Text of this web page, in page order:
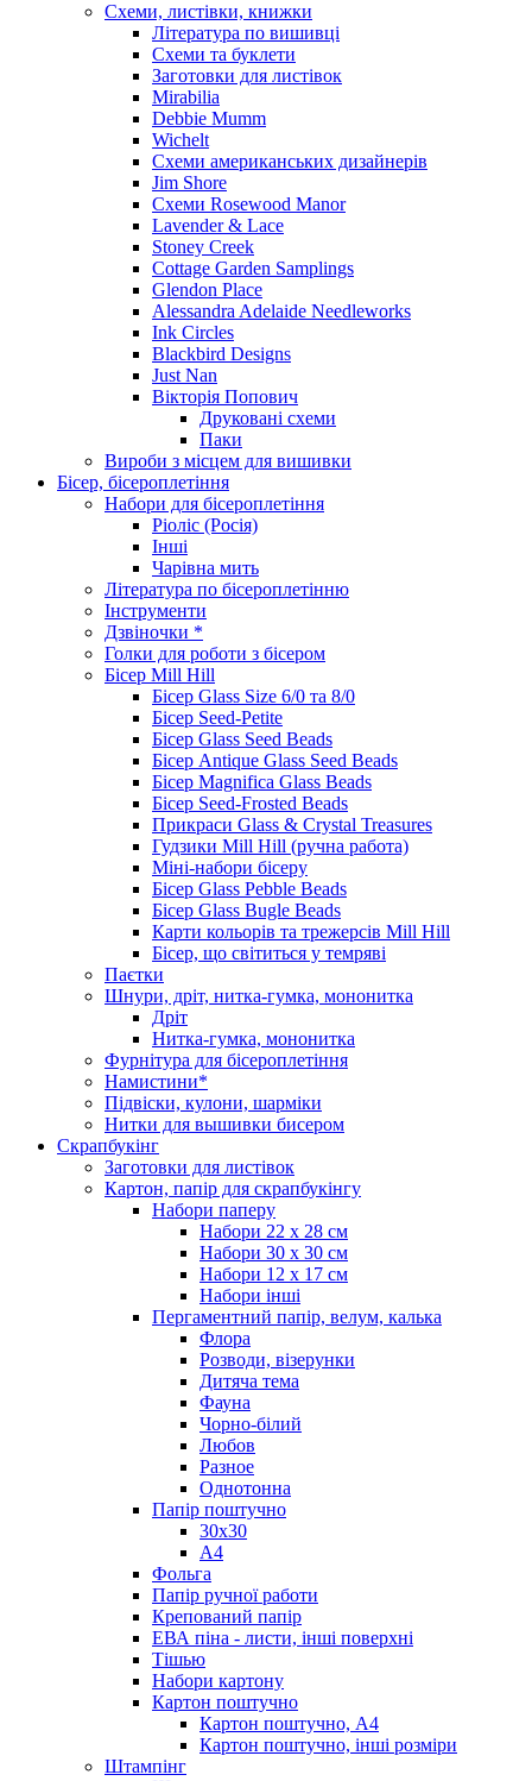
Схеми, листівки, книжки
Література по вишивці
Схеми та буклети
Заготовки для листівок
Mirabilia
Debbie Mumm
Wichelt
Схеми американських дизайнерів
Jim Shore
Cхеми Rosewood Manor
Lavender & Lace
Stoney Creek
Cottage Garden Samplings
Glendon Place
Alessandra Adelaide Needleworks
Ink Circles
Blackbird Designs
Just Nan
Вікторія Попович
Друковані схеми
Паки
Вироби з місцем для вишивки
Бісер, бісероплетіння
Набори для бісероплетіння
Ріоліс (Росія)
Інші
Чарівна мить
Література по бісероплетінню
Інструменти
Дзвіночки *
Голки для роботи з бісером
Бісер Mill Hill
Бісер Glass Size 6/0 та 8/0
Бісер Seed-Petite
Бісер Glass Seed Beads
Бісер Antique Glass Seed Beads
Бісер Magnifica Glass Beads
Бісер Seed-Frosted Beads
Прикраси Glass & Crystal Treasures
Гудзики Mill Hill (ручна работа)
Міні-набори бісеру
Бісер Glass Pebble Beads
Бісер Glass Bugle Beads
Карти кольорів та трежерсів Mill Hill
Бісер, що світиться у темряві
Паєтки
Шнури, дріт, нитка-гумка, мононитка
Дріт
Нитка-гумка, мононитка
Фурнітура для бісероплетіння
Намистини*
Підвіски, кулони, шарміки
Нитки для вышивки бисером
Скрапбукінг
Заготовки для листівок
Картон, папір для скрапбукінгу
Набори паперу
Набори 22 х 28 см
Набори 30 х 30 см
Набори 12 х 17 см
Набори інші
Пергаментний папір, велум, калька
Флора
Розводи, візерунки
Дитяча тема
Фауна
Чорно-білий
Любов
Разное
Однотонна
Папір поштучно
30х30
А4
Фольга
Папір ручної работи
Крепований папір
ЕВА піна - листи, інші поверхні
Тішью
Набори картону
Картон поштучно
Картон поштучно, А4
Картон поштучно, інші розміри
Штампінг